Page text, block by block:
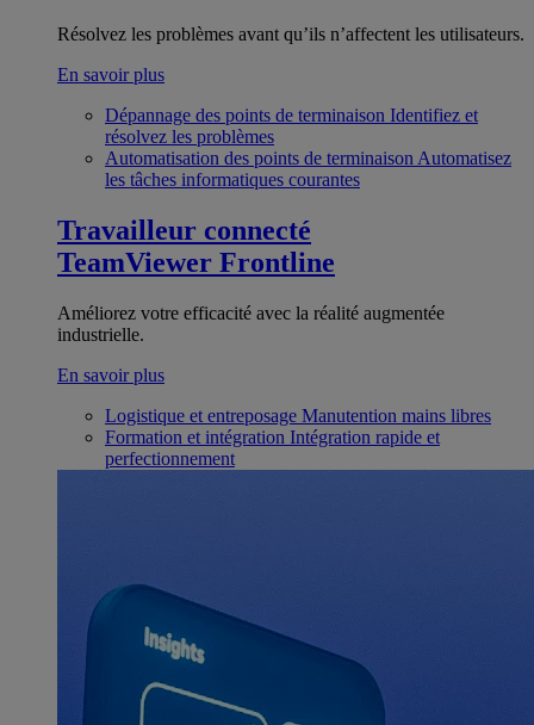
Résolvez les problèmes avant qu’ils n’affectent les utilisateurs.
En savoir plus
Dépannage des points de terminaison Identifiez et
résolvez les problèmes
Automatisation des points de terminaison Automatisez
les tâches informatiques courantes
Travailleur connecté
TeamViewer Frontline
Améliorez votre efficacité avec la réalité augmentée
industrielle.
En savoir plus
Logistique et entreposage Manutention mains libres
Formation et intégration Intégration rapide et
perfectionnement